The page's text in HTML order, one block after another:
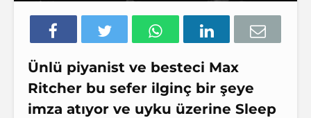
Ünlü piyanist ve besteci Max
Ritcher bu sefer ilginç bir şeye
imza atıyor ve uyku üzerine Sleep